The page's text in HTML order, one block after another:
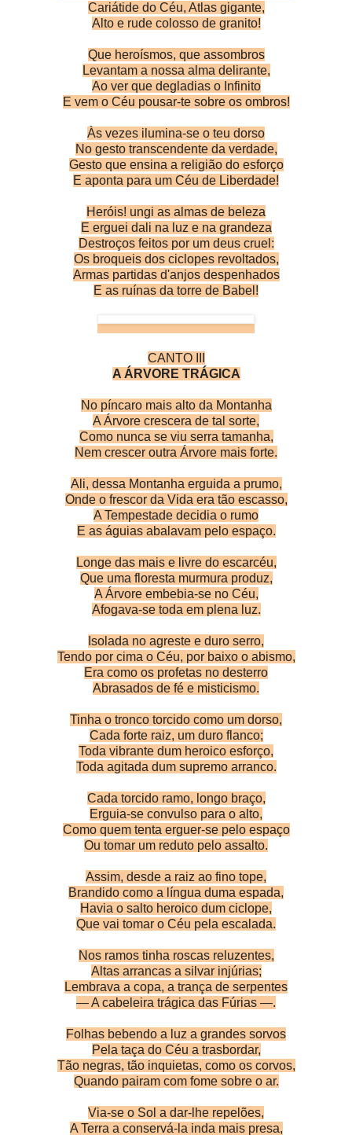
Cariátide do Céu, Atlas gigante,
Alto e rude colosso de granito!
Que heroísmos, que assombros
Levantam a nossa alma delirante,
Ao ver que degladias o Infinito
E vem o Céu pousar-te sobre os ombros!
Às vezes ilumina-se o teu dorso
No gesto transcendente da verdade,
Gesto que ensina a religião do esforço
E aponta para um Céu de Liberdade!
Heróis! ungi as almas de beleza
E erguei dali na luz e na grandeza
Destroços feitos por um deus cruel:
Os broqueis dos ciclopes revoltados,
Armas partidas d'anjos despenhados
E as ruínas da torre de Babel!
CANTO III
A ÁRVORE TRÁGICA
No píncaro mais alto da Montanha
A Árvore crescera de tal sorte,
Como nunca se viu serra tamanha,
Nem crescer outra Árvore mais forte.
Ali, dessa Montanha erguida a prumo,
Onde o frescor da Vida era tão escasso,
A Tempestade decidia o rumo
E as águias abalavam pelo espaço.
Longe das mais e livre do escarcéu,
Que uma floresta murmura produz,
A Árvore embebia-se no Céu,
Afogava-se toda em plena luz.
Isolada no agreste e duro serro,
Tendo por cima o Céu, por baixo o abismo,
Era como os profetas no desterro
Abrasados de fé e misticismo.
Tinha o tronco torcido como um dorso,
Cada forte raiz, um duro flanco;
Toda vibrante dum heroico esforço,
Toda agitada dum supremo arranco.
Cada torcido ramo, longo braço,
Erguia-se convulso para o alto,
Como quem tenta erguer-se pelo espaço
Ou tomar um reduto pelo assalto.
Assim, desde a raiz ao fino tope,
Brandido como a língua duma espada,
Havia o salto heroico dum ciclope,
Que vai tomar o Céu pela escalada.
Nos ramos tinha roscas reluzentes,
Altas arrancas a silvar injúrias;
Lembrava a copa, a trança de serpentes
— A cabeleira trágica das Fúrias —.
Folhas bebendo a luz a grandes sorvos
Pela taça do Céu a trasbordar,
Tão negras, tão inquietas, como os corvos,
Quando pairam com fome sobre o ar.
Via-se o Sol a dar-lhe repelões,
A Terra a conservá-la inda mais presa,